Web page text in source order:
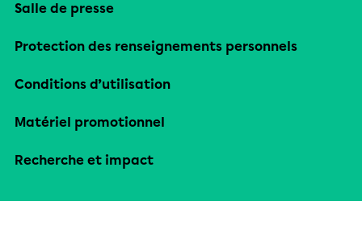
Salle de presse
Protection des renseignements personnels
Conditions d’utilisation
Matériel promotionnel
Recherche et impact